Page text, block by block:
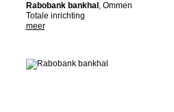
Rabobank bankhal , Ommen
Totale inrichting
meer